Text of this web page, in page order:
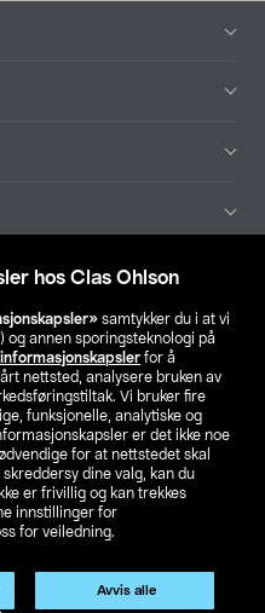
hos Clas Ohlson
samtykker du i at vi
og annen sporingsteknologi på
for å
nettsted, analysere bruken av
Vi bruker fire
funksjonelle, analytiske og
er det ikke noe
for at nettstedet skal
dine valg, kan du
er frivillig og kan trekkes
innstillinger for
for veiledning.
Avvis alle
utgått
50-6537
butikk
FI
ekskl. moms